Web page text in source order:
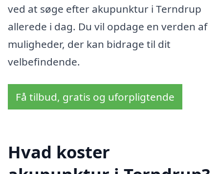
ved at søge efter akupunktur i Terndrup
allerede i dag. Du vil opdage en verden af
muligheder, der kan bidrage til dit
velbefindende.
Få tilbud, gratis og uforpligtende
Hvad koster